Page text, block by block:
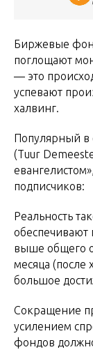
Биржевые
поглощают
— это
успевают
халвинг.
Популярный в
(Tuur
подписчиков:
Реальность
обеспечивают
выше общего
месяца (после
большое
Сокращение
усилением
фондов